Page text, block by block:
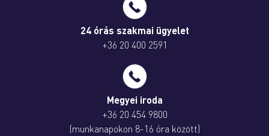
24 órás szakmai ügyelet
+36 20 400 2591
Megyei iroda
+36 20 454 9800
(munkanapokon 8-16 óra között)